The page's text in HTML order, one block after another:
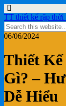
TT thiết kế rập thời
06/06/2024
Thiết Kế
Gì? –
Dễ Hiểu